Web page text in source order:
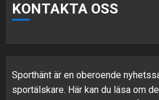
KONTAKTA OSS
Sporthänt är en oberoende
sportälskare. Här kan du läsa om